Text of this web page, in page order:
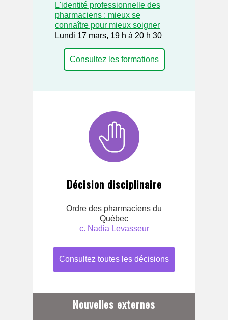
L'identité professionnelle des
pharmaciens : mieux se
connaître pour mieux soigner
Lundi 17 mars, 19 h à 20 h 30
Consultez les formations
Décision disciplinaire
Ordre des pharmaciens du
Québec
c. Nadia Levasseur
Consultez toutes les décisions
Nouvelles externes